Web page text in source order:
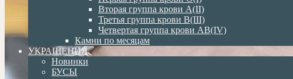
Вторая группа крови А(II)
Третья группа крови В(III)
Четвертая группа крови АВ(IV)
Камни по месяцам
УКРАШЕНИЯ
Новинки
БУСЫ